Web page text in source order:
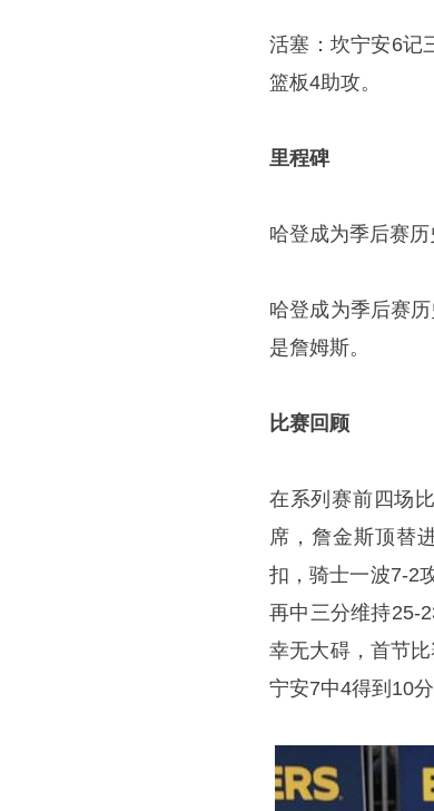
活塞：坎宁安6记
篮板4助攻。
里程碑
哈登成为季后赛历
哈登成为季后赛
是詹姆斯。
比赛回顾
在系列赛前四场
席，詹金斯顶替
扣，骑士一波7-2
再中三分维持25-
幸无大碍，首节
宁安7中4得到10